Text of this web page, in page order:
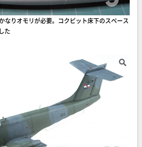
なりオモリが必要。コクピット床下のスペース
た